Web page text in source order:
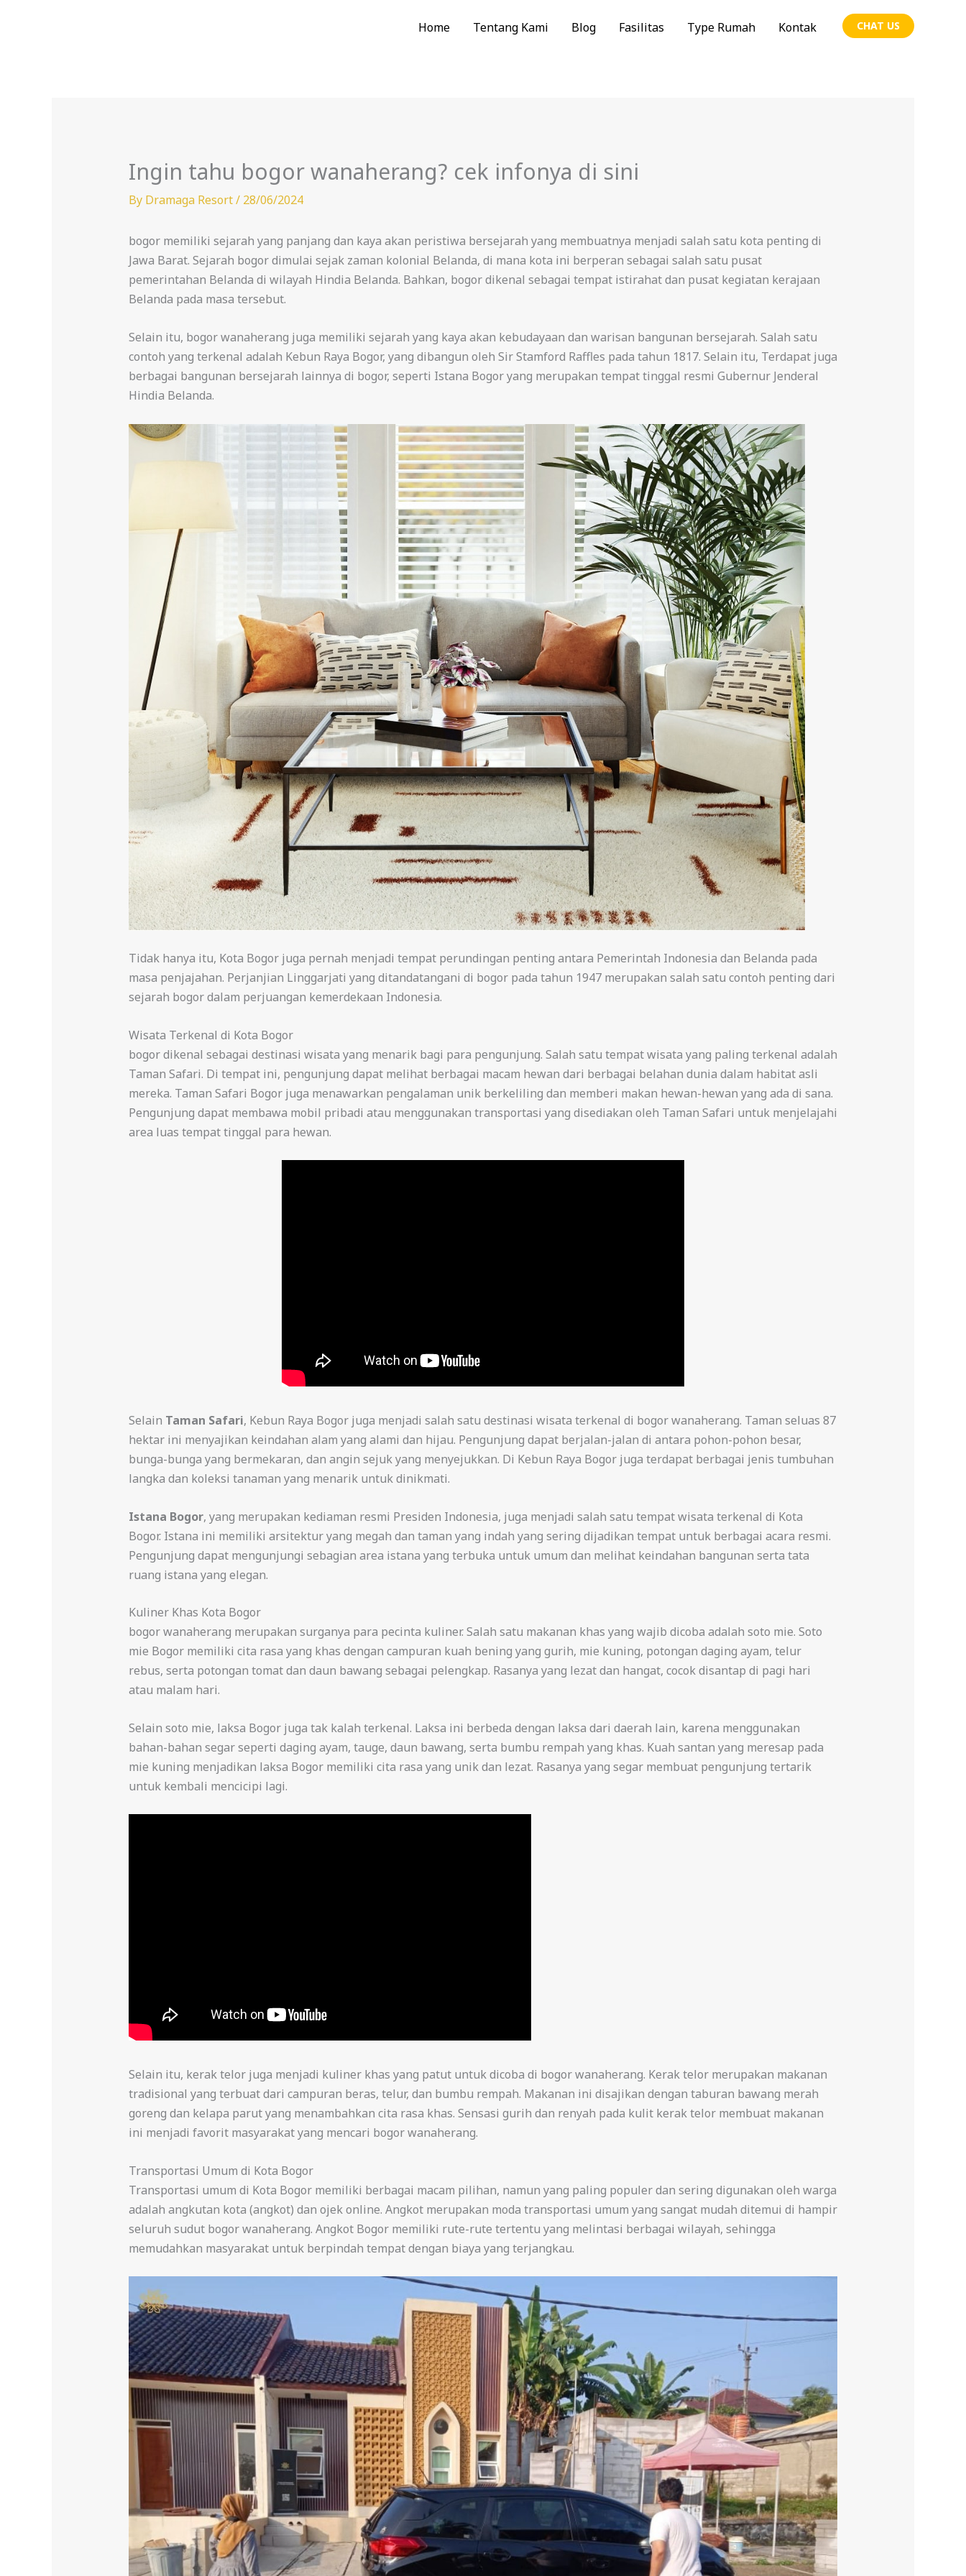
Home Tentang Kami Blog Fasilitas Type Rumah Kontak CHAT US
Ingin tahu bogor wanaherang? cek infonya di sini
By Dramaga Resort/ 28/06/2024
bogor memiliki sejarah yang panjang dan kaya akan peristiwa bersejarah yang membuatnya menjadi salah satu kota penting di
Jawa Barat. Sejarah bogor dimulai sejak zaman kolonial Belanda, di mana kota ini berperan sebagai salah satu pusat
pemerintahan Belanda di wilayah Hindia Belanda. Bahkan, bogor dikenal sebagai tempat istirahat dan pusat kegiatan kerajaan
Belanda pada masa tersebut.
Selain itu, bogor wanaherang juga memiliki sejarah yang kaya akan kebudayaan dan warisan bangunan bersejarah. Salah satu
contoh yang terkenal adalah Kebun Raya Bogor, yang dibangun oleh Sir Stamford Raffles pada tahun 1817. Selain itu, Terdapat juga
berbagai bangunan bersejarah lainnya di bogor, seperti Istana Bogor yang merupakan tempat tinggal resmi Gubernur Jenderal
Hindia Belanda.
Tidak hanya itu, Kota Bogor juga pernah menjadi tempat perundingan penting antara Pemerintah Indonesia dan Belanda pada
masa penjajahan. Perjanjian Linggarjati yang ditandatangani di bogor pada tahun 1947 merupakan salah satu contoh penting dari
sejarah bogor dalam perjuangan kemerdekaan Indonesia.
Wisata Terkenal di Kota Bogor
bogor dikenal sebagai destinasi wisata yang menarik bagi para pengunjung. Salah satu tempat wisata yang paling terkenal adalah
Taman Safari. Di tempat ini, pengunjung dapat melihat berbagai macam hewan dari berbagai belahan dunia dalam habitat asli
mereka. Taman Safari Bogor juga menawarkan pengalaman unik berkeliling dan memberi makan hewan-hewan yang ada di sana.
Pengunjung dapat membawa mobil pribadi atau menggunakan transportasi yang disediakan oleh Taman Safari untuk menjelajahi
area luas tempat tinggal para hewan.
Selain Taman Safari, Kebun Raya Bogor juga menjadi salah satu destinasi wisata terkenal di bogor wanaherang. Taman seluas 87
hektar ini menyajikan keindahan alam yang alami dan hijau. Pengunjung dapat berjalan-jalan di antara pohon-pohon besar,
bunga-bunga yang bermekaran, dan angin sejuk yang menyejukkan. Di Kebun Raya Bogor juga terdapat berbagai jenis tumbuhan
langka dan koleksi tanaman yang menarik untuk dinikmati.
Istana Bogor, yang merupakan kediaman resmi Presiden Indonesia, juga menjadi salah satu tempat wisata terkenal di Kota
Bogor. Istana ini memiliki arsitektur yang megah dan taman yang indah yang sering dijadikan tempat untuk berbagai acara resmi.
Pengunjung dapat mengunjungi sebagian area istana yang terbuka untuk umum dan melihat keindahan bangunan serta tata
ruang istana yang elegan.
Kuliner Khas Kota Bogor
bogor wanaherang merupakan surganya para pecinta kuliner. Salah satu makanan khas yang wajib dicoba adalah soto mie. Soto
mie Bogor memiliki cita rasa yang khas dengan campuran kuah bening yang gurih, mie kuning, potongan daging ayam, telur
rebus, serta potongan tomat dan daun bawang sebagai pelengkap. Rasanya yang lezat dan hangat, cocok disantap di pagi hari
atau malam hari.
Selain soto mie, laksa Bogor juga tak kalah terkenal. Laksa ini berbeda dengan laksa dari daerah lain, karena menggunakan
bahan-bahan segar seperti daging ayam, tauge, daun bawang, serta bumbu rempah yang khas. Kuah santan yang meresap pada
mie kuning menjadikan laksa Bogor memiliki cita rasa yang unik dan lezat. Rasanya yang segar membuat pengunjung tertarik
untuk kembali mencicipi lagi.
Selain itu, kerak telor juga menjadi kuliner khas yang patut untuk dicoba di bogor wanaherang. Kerak telor merupakan makanan
tradisional yang terbuat dari campuran beras, telur, dan bumbu rempah. Makanan ini disajikan dengan taburan bawang merah
goreng dan kelapa parut yang menambahkan cita rasa khas. Sensasi gurih dan renyah pada kulit kerak telor membuat makanan
ini menjadi favorit masyarakat yang mencari bogor wanaherang.
Transportasi Umum di Kota Bogor
Transportasi umum di Kota Bogor memiliki berbagai macam pilihan, namun yang paling populer dan sering digunakan oleh warga
adalah angkutan kota (angkot) dan ojek online. Angkot merupakan moda transportasi umum yang sangat mudah ditemui di hampir
seluruh sudut bogor wanaherang. Angkot Bogor memiliki rute-rute tertentu yang melintasi berbagai wilayah, sehingga
memudahkan masyarakat untuk berpindah tempat dengan biaya yang terjangkau.